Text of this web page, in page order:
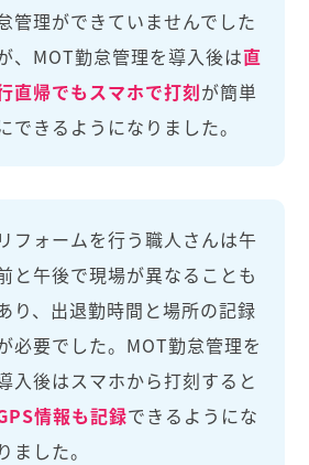
管理ができていませんでした
、MOT勤怠管理を導入後は直
直帰でもスマホで打刻が簡単
できるようになりました。
リフォームを行う職人さんは午
と午後で現場が異なることも
り、出退勤時間と場所の記録
必要でした。MOT勤怠管理を
入後はスマホから打刻すると
情報も記録できるようにな
りました。